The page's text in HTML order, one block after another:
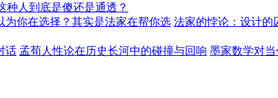
种人到底是傻还是通透？
为你在选择？其实是法家在帮你选 法家的悖论：设计的
话 孟荀人性论在历史长河中的碰撞与回响 墨家数学对